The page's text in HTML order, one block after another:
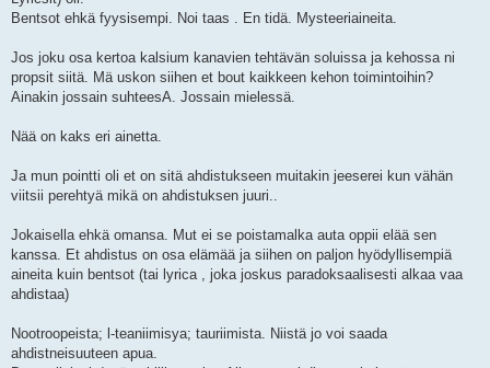
Bentsot ehkä fyysisempi. Noi taas . En tidä. Mysteeriaineita.
Jos joku osa kertoa kalsium kanavien tehtävän soluissa ja kehossa ni
propsit siitä. Mä uskon siihen et bout kaikkeen kehon toimintoihin?
Ainakin jossain suhteesA. Jossain mielessä.
Nää on kaks eri ainetta.
Ja mun pointti oli et on sitä ahdistukseen muitakin jeeserei kun vähän
viitsii perehtyä mikä on ahdistuksen juuri..
Jokaisella ehkä omansa. Mut ei se poistamalka auta oppii elää sen
kanssa. Et ahdistus on osa elämää ja siihen on paljon hyödyllisempiä
aineita kuin bentsot (tai lyrica , joka joskus paradoksaalisesti alkaa vaa
ahdistaa)
Nootroopeista; l-teaniimisya; tauriimista. Niistä jo voi saada
ahdistneisuuteen apua.